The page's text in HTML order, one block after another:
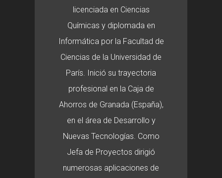
licenciada en Ciencias
Químicas y diplomada en
Informática por la Facultad de
Ciencias de la Universidad de
París. Inició su trayectoria
profesional en la Caja de
Ahorros de Granada (España),
en el área de Desarrollo y
Nuevas Tecnologías. Como
Jefa de Proyectos dirigió
numerosas aplicaciones de